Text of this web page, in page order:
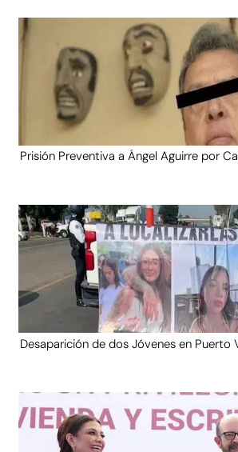
Prisión Preventiva a Ángel Aguirre por
Desaparición de dos Jóvenes en Puerto